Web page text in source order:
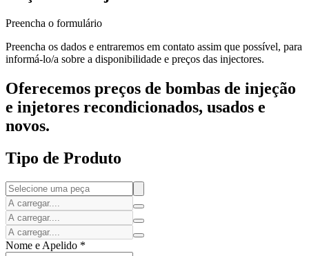
Preencha o formulário
Preencha os dados e entraremos em contato assim que possível, para
informá-lo/a sobre a disponibilidade e preços das injectores.
Oferecemos preços de bombas de injeção
e injetores recondicionados, usados e
novos.
Tipo de Produto
Nome e Apelido *